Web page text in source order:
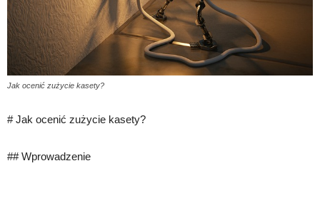
Jak ocenić zużycie kasety?
# Jak ocenić zużycie kasety?
## Wprowadzenie